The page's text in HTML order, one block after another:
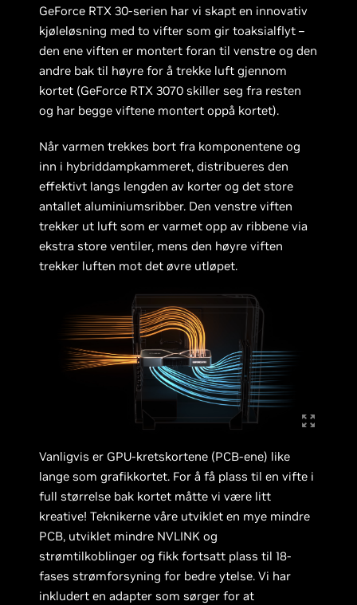
GeForce RTX 30-serien har vi skapt en innovativ
kjøleløsning med to vifter som gir toaksialflyt –
den ene viften er montert foran til venstre og den
andre bak til høyre for å trekke luft gjennom
kortet (GeForce RTX 3070 skiller seg fra resten
og har begge viftene montert oppå kortet).
Når varmen trekkes bort fra komponentene og
inn i hybriddampkammeret, distribueres den
effektivt langs lengden av korter og det store
antallet aluminiumsribber. Den venstre viften
trekker ut luft som er varmet opp av ribbene via
ekstra store ventiler, mens den høyre viften
trekker luften mot det øvre utløpet.
Vanligvis er GPU-kretskortene (PCB-ene) like
lange som grafikkortet. For å få plass til en vifte i
full størrelse bak kortet måtte vi være litt
kreative! Teknikerne våre utviklet en mye mindre
PCB, utviklet mindre NVLINK og
strømtilkoblinger og fikk fortsatt plass til 18-
fases strømforsyning for bedre ytelse. Vi har
inkludert en adapter som sørger for at